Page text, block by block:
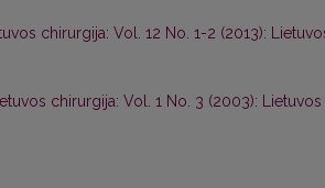
chirurgija: Vol. 12 No. 1-2 (2013):
chirurgija: Vol. 1 No. 3 (2003): Lietuvos